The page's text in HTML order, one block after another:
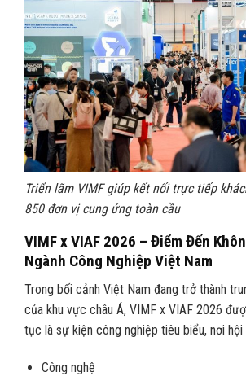
Triển lãm VIMF giúp kết nối trực tiếp
850 đơn vị cung ứng toàn cầu
VIMF x VIAF 2026 – Điểm Đến
Ngành Công Nghiệp Việt Nam
Trong bối cảnh Việt Nam đang trở thành
của khu vực châu Á, VIMF x VIAF 2026
tục là sự kiện công nghiệp tiêu biểu, nơi hội
Công nghệ